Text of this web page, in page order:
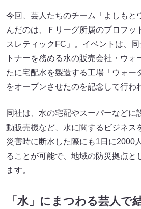
今回、芸人たちのチーム「よしもと
んだのは、Ｆリーグ所属のプロフッ
スレティックFC」。イベントは、
トナーを務める水の販売会社・ウォ
たに宅配水を製造する工場「ウォー
をオープンさせたのを記念して行わ
同社は、水の宅配やスーパーなどに
動販売機など、水に関するビジネス
災害時に断水した際にも1日に2000
ることが可能で、地域の防災拠点と
ます。
「水」にまつわる芸人で